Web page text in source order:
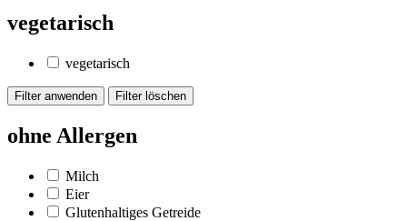
vegetarisch
vegetarisch
ohne Allergen
Milch
Eier
Glutenhaltiges Getreide